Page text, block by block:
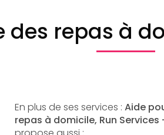
des repas à
En plus de ses services : Aide
repas à domicile, Run Services